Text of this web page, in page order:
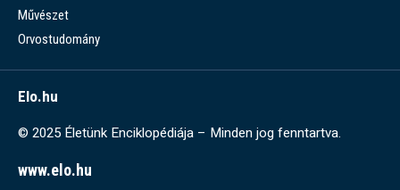
Művészet
Orvostudomány
Elo.hu
© 2025 Életünk Enciklopédiája – Minden jog fenntartva.
www.elo.hu